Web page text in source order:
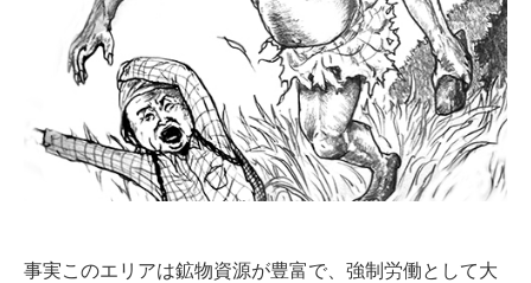
事実このエリアは鉱物資源が豊富で、強制労働として大